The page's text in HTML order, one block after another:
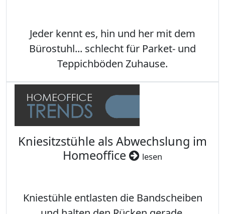
Jeder kennt es, hin und her mit dem
Bürostuhl... schlecht für Parket- und
Teppichböden Zuhause.
Kniesitzstühle als Abwechslung im
Homeoffice
lesen
Kniestühle entlasten die Bandscheiben